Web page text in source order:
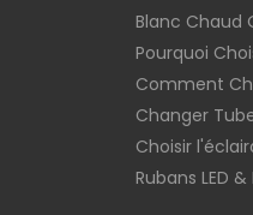
Blanc Chaud
Pourquoi
Comment
Changer
Choisir
Rubans LED